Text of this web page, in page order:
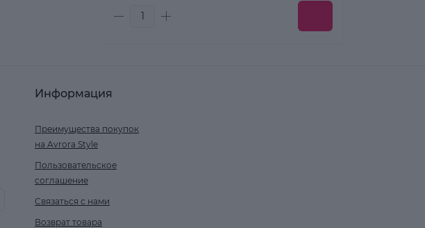
Информация
Преимущества покупок
на Avrora Style
Пользовательское
соглашение
Связаться с нами
Возврат товара